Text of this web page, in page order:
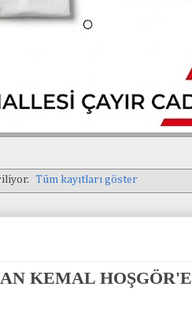
Tüm kayıtları göster
KEMAL HOŞGÖR'E